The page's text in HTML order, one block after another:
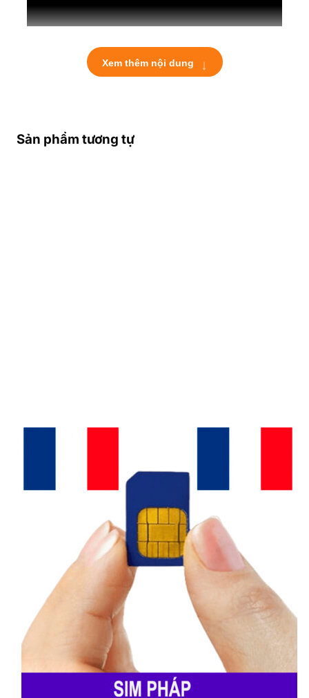
Telecomunicações de Macau)
CTM là nhà mạng di động lớn nhất và lâu
đời nhất Ma Cao với vùng phủ sóng rộng
khắp: từ trung tâm thành phố Ma Cao đến
các khu vực ven biển và đảo nhỏ. Dịch vụ ổn
định, nhiều đại lý hỗ trợ, đa dạng gói cước
linh hoạt, phù hợp cho người dân địa phương
và khách du lịch.
MPT (Macau Post and
Telecommunications)
MPT được đánh giá cao về tốc độ internet,
đặc biệt là 4G và 5G, rất phù hợp cho người
Xem thêm nội dung ↓
Sản phẩm tương tự